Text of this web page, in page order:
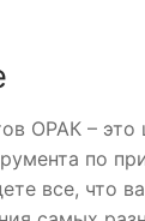
ОРАК –
по
все, что